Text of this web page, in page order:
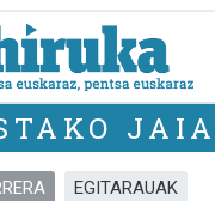
EGITARAUAK